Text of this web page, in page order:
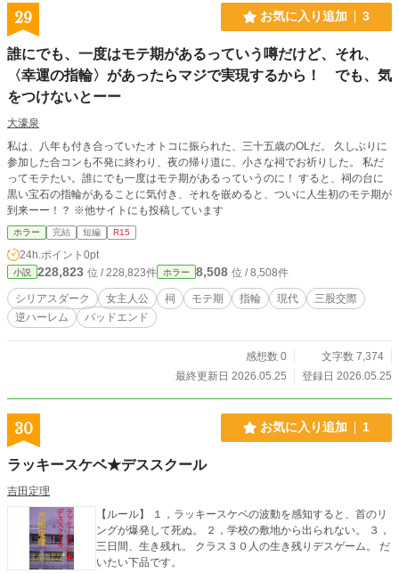
29 お気に入り追加 3
誰にでも、一度はモテ期があるっていう噂だけど、それ、
〈幸運の指輪〉があったらマジで実現するから！ でも、気
をつけないとーー
大濠泉
私は、八年も付き合っていたオトコに振られた、三十五歳のOLだ。 久しぶりに
参加した合コンも不発に終わり、夜の帰り道に、小さな祠でお祈りした。 私だ
ってモテたい。誰にでも一度はモテ期があるっていうのに！ すると、祠の台に
黒い宝石の指輪があることに気付き、それを嵌めると、ついに人生初のモテ期が
到来ーー！？ ※他サイトにも投稿しています
ホラー 完結 短編 R15
24h.ポイント 0pt
小説 228,823 位 / 228,823件 ホラー 8,508 位 / 8,508件
シリアスダーク 女主人公 祠 モテ期 指輪 現代
三股交際
逆ハーレム
バッドエンド
感想数 0
文字数 7,374
最終更新日 2026.05.25
登録日 2026.05.25
30 お気に入り追加 1
ラッキースケベ★デススクール
吉田定理
【ルール】 １，ラッキースケベの波動を感知すると、首のリ
ングが爆発して死ぬ。 ２，学校の敷地から出られない。 ３，
三日間、生き残れ。 クラス３０人の生き残りデスゲーム。 だ
いたい下品です。